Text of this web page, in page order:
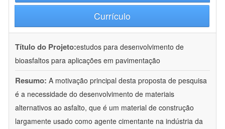
Currículo
Título do Projeto:estudos para desenvolvimento de
bioasfaltos para aplicações em pavimentação
Resumo: A motivação principal desta proposta de pesquisa
é a necessidade do desenvolvimento de materiais
alternativos ao asfalto, que é um material de construção
largamente usado como agente cimentante na indústria da